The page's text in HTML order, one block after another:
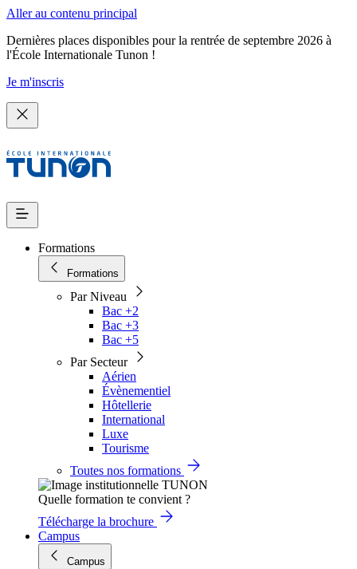
Aller au contenu principal
Dernières places disponibles pour la rentrée de septembre 2026 à
l'École Internationale Tunon !
Je m'inscris
Formations
Formations
Par Niveau
Bac +2
Bac +3
Bac +5
Par Secteur
Aérien
Évènementiel
Hôtellerie
International
Luxe
Tourisme
Toutes nos formations
Quelle formation te convient ?
Télécharge la brochure
Campus
Campus